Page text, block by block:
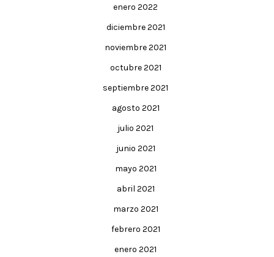
enero 2022
diciembre 2021
noviembre 2021
octubre 2021
septiembre 2021
agosto 2021
julio 2021
junio 2021
mayo 2021
abril 2021
marzo 2021
febrero 2021
enero 2021